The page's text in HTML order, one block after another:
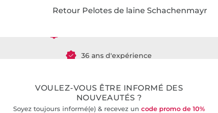
Retour Pelotes de laine Schachenmayr
Plus de 1.8 millions de mètres de tissu en stock
VOULEZ-VOUS ÊTRE INFORMÉ DES
NOUVEAUTÉS ?
Soyez toujours informé(e) & recevez un code promo de 10%